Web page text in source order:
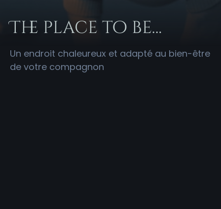
The place to be…
Un endroit chaleureux et adapté au bien-être
de votre compagnon